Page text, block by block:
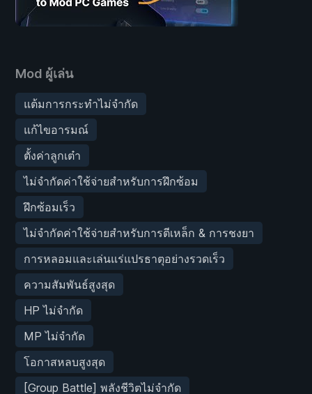
Mod ผู้เล่น
แต้มการกระทำไม่จำกัด
แก้ไขอารมณ์
ตั้งค่าลูกเต๋า
ไม่จำกัดค่าใช้จ่ายสำหรับการฝึกซ้อม
ฝึกซ้อมเร็ว
ไม่จำกัดค่าใช้จ่ายสำหรับการตีเหล็ก & การชงยา
การหลอมและเล่นแร่แปรธาตุอย่างรวดเร็ว
ความสัมพันธ์สูงสุด
HP ไม่จำกัด
MP ไม่จำกัด
โอกาสหลบสูงสุด
[Group Battle] พลังชีวิตไม่จำกัด